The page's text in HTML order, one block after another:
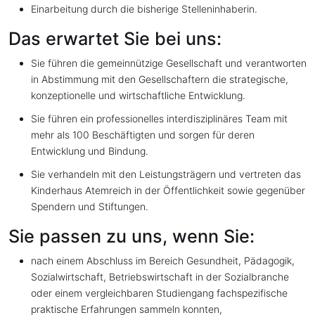
Einarbeitung durch die bisherige Stelleninhaberin.
Das erwartet Sie bei uns:
Sie führen die gemeinnützige Gesellschaft und verantworten
in Abstimmung mit den Gesellschaftern die strategische,
konzeptionelle und wirtschaftliche Entwicklung.
Sie führen ein professionelles interdisziplinäres Team mit
mehr als 100 Beschäftigten und sorgen für deren
Entwicklung und Bindung.
Sie verhandeln mit den Leistungsträgern und vertreten das
Kinderhaus Atemreich in der Öffentlichkeit sowie gegenüber
Spendern und Stiftungen.
Sie passen zu uns, wenn Sie:
nach einem Abschluss im Bereich Gesundheit, Pädagogik,
Sozialwirtschaft, Betriebswirtschaft in der Sozialbranche
oder einem vergleichbaren Studiengang fachspezifische
praktische Erfahrungen sammeln konnten,